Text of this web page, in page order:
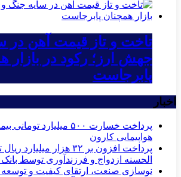
تاخت و تاز قیمت آهن در
جهش ارز؛ رکود در بازار
پابرجاست
اخبار
پرداخت خسارت ۵۰۰
هواپیمایی کارون
پرداخت افزون بر ۳۲ هزار
الحسنه ازدواج و فرزندآوری توسط
نوسازی صنعت، ارتقای کیفیت و